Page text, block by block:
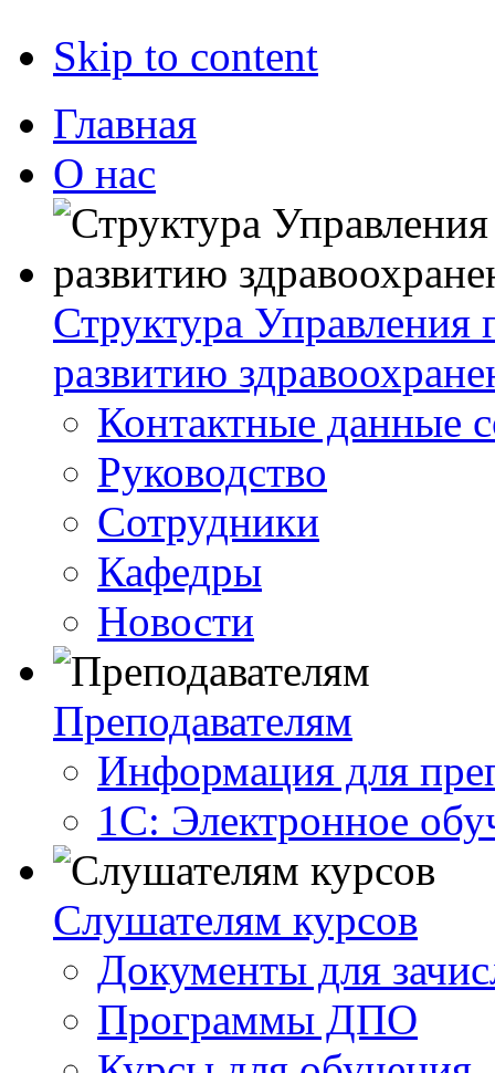
Skip to content
Главная
О нас
Структура
развитию
Контактные данные
Руководство
Сотрудники
Кафедры
Новости
Преподавателям
Информация для
1С: Электронное
Слушателям курсов
Документы для
Программы ДПО